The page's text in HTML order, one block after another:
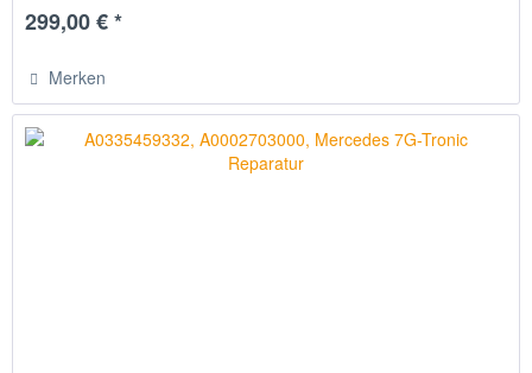
299,00 € *
Merken